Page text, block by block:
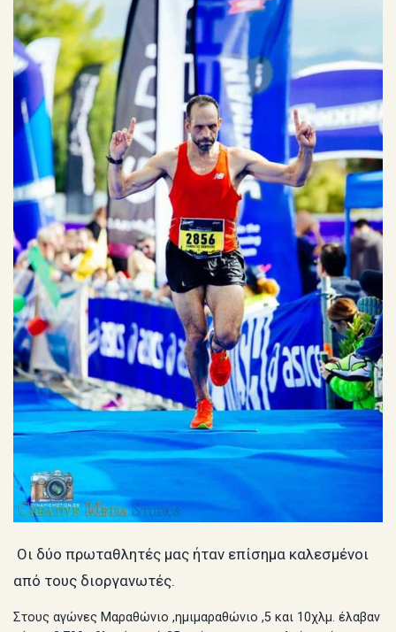
Οι δύο πρωταθλητές μας ήταν επίσημα καλεσμένοι
από τους διοργανωτές.
Στους αγώνες Μαραθώνιο ,ημιμαραθώνιο ,5 και 10χλμ. έλαβαν